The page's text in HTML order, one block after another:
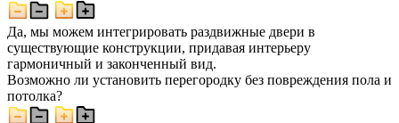
Да, мы можем интегрировать раздвижные двери в
существующие конструкции, придавая интерьеру
гармоничный и законченный вид.
Возможно ли установить перегородку без повреждения пола и
потолка?